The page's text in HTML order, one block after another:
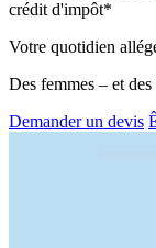
crédit d'impôt*
Votre quotidien
Des femmes – et
Demander un devis